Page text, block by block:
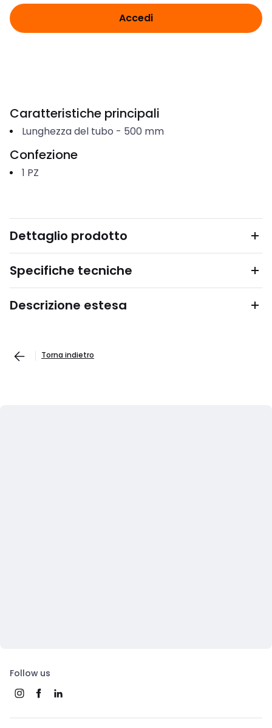
Accedi
Caratteristiche principali
Lunghezza del tubo - 500 mm
Confezione
1 PZ
Dettaglio prodotto
Specifiche tecniche
Descrizione estesa
Torna indietro
Follow us